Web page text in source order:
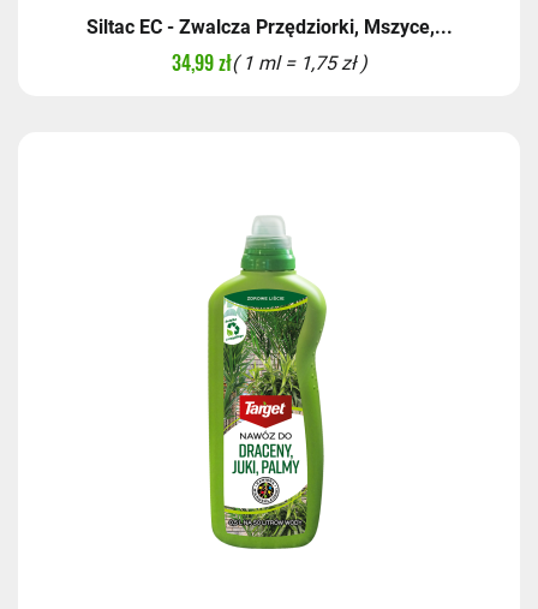
Siltac EC - Zwalcza Przędziorki, Mszyce,...
34,99 zł( 1 ml = 1,75 zł )